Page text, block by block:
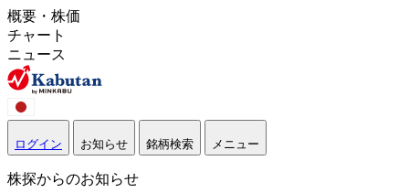
概要・株価
チャート
ニュース
ログイン お知らせ 銘柄検索 メニュー
株探からのお知らせ